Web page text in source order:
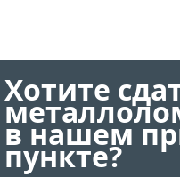
Хотите
в нашем
пункте?